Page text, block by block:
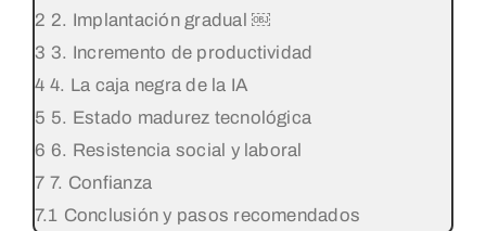
2. Implantación gradual ￼
3. Incremento de productividad
4. La caja negra de la IA
5. Estado madurez tecnológica
6. Resistencia social y laboral
7. Confianza
Conclusión y pasos recomendados